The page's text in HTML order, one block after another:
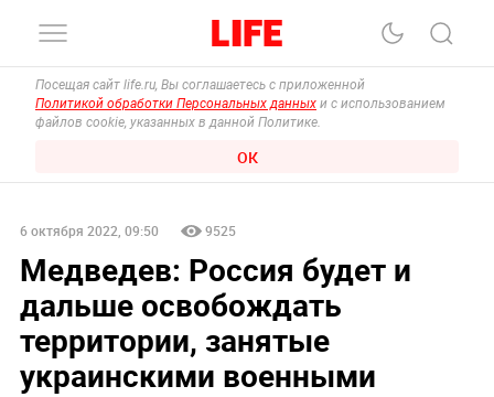
Посещая сайт life.ru, Вы соглашаетесь с приложенной
Политикой обработки Персональных данных и с использованием
файлов cookie, указанных в данной Политике.
ОК
6 октября 2022, 09:50 9525
Медведев: Россия будет и
дальше освобождать
территории, занятые
украинскими военными